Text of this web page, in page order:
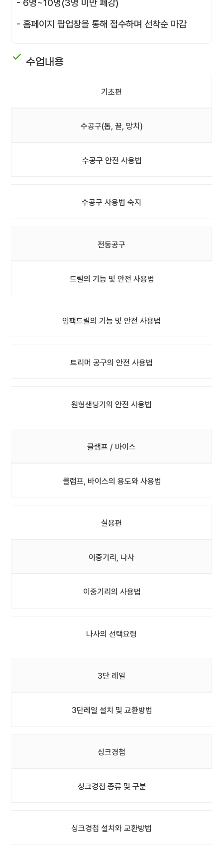
- 6명~10명(3명 미만 폐강)
- 홈페이지 팝업창을 통해 접수하며 선착순 마감
수업내용
기초편
수공구(톱, 끌, 망치)
수공구 안전 사용법
수공구 사용법 숙지
전동공구
드릴의 기능 및 안전 사용법
임팩드릴의 기능 및 안전 사용법
트리머 공구의 안전 사용법
원형샌딩기의 안전 사용법
클램프 / 바이스
클램프, 바이스의 용도와 사용법
실용편
이중기리, 나사
이중기리의 사용법
나사의 선택요령
3단 레일
3단레일 설치 및 교환방법
싱크경첩
싱크경첩 종류 및 구분
싱크경첩 설치와 교환방법